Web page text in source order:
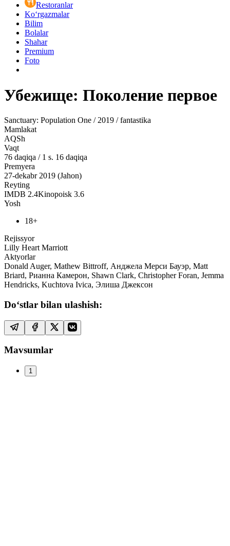
Restoranlar
Ko‘rgazmalar
Bilim
Bolalar
Shahar
Premium
Foto
Убежище: Поколение первое
Sanctuary: Population One / 2019 / fantastika
Mamlakat
AQSh
Vaqt
76 daqiqa / 1 s. 16 daqiqa
Premyera
27-dekabr 2019 (Jahon)
Reyting
IMDB 2.4Kinopoisk 3.6
Yosh
18+
Rejissyor
Lilly Heart Marriott
Aktyorlar
Donald Auger, Mathew Bittroff, Анджела Мерси Бауэр, Matt
Briard, Рианна Камерон, Shawn Clark, Christopher Foran, Jemma
Hendricks, Kuchtova Ivica, Элиша Джексон
Do‘stlar bilan ulashish:
Mavsumlar
1